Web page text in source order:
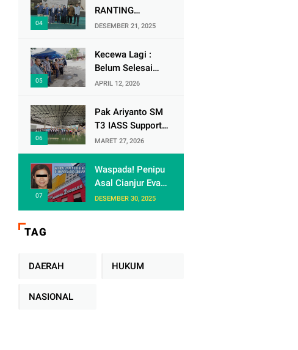
Panggung Rezeki
RANTING
MUHAMMADIYAH
Mengadakan
Tabligh Akbar
DESEMBER 21, 2025
Kecewa Lagi :
Belum Selesai
Urusan dengan
keranji , Oknum
Perum Perumnas
dagang /
APRIL 12, 2026
Pak Ariyanto SM
T3 IASS Support
Berikan Apresiasi
kepada Karyawan
Rajin dan
Berprestasi di
MARET 27, 2026
Waspada! Penipu
Asal Cianjur Eva
Arafiah
Gentayangan di
DESEMBER 30, 2025
TAG
DAERAH HUKUM
NASIONAL